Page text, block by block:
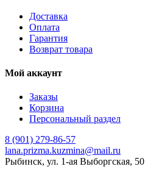
Доставка
Оплата
Гарантия
Возврат товара
Мой аккаунт
Заказы
Корзина
Персональный раздел
8 (901) 279-86-57
lana.prizma.kuzmina@mail.ru
Рыбинск, ул. 1-ая Выборгская, 50